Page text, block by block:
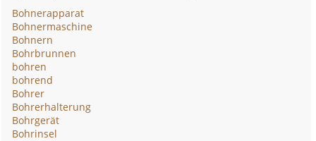
Bohnerapparat
Bohnermaschine
Bohnern
Bohrbrunnen
bohren
bohrend
Bohrer
Bohrerhalterung
Bohrgerät
Bohrinsel